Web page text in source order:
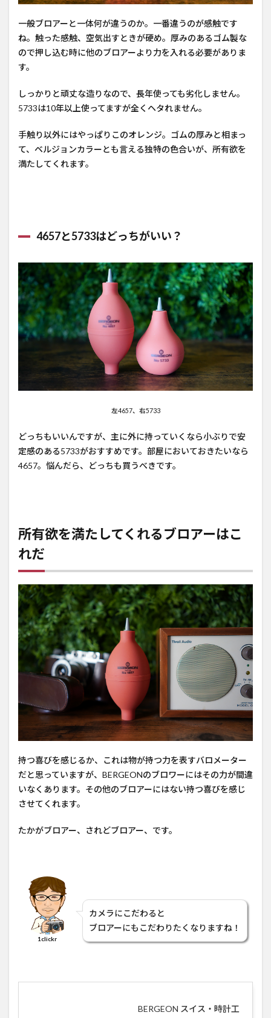
一般ブロアーと一体何が違うのか。一番違うのが感触です
ね。触った感触、空気出すときが硬め。厚みのあるゴム製な
ので押し込む時に他のブロアーより力を入れる必要がありま
す。
しっかりと頑丈な造りなので、長年使っても劣化しません。
5733は10年以上使ってますが全くヘタれません。
手触り以外にはやっぱりこのオレンジ。ゴムの厚みと相まっ
て、ベルジョンカラーとも言える独特の色合いが、所有欲を
満たしてくれます。
4657と5733はどっちがいい？
左4657、右5733
どっちもいいんですが、主に外に持っていくなら小ぶりで安
定感のある5733がおすすめです。部屋においておきたいなら
4657。悩んだら、どっちも買うべきです。
所有欲を満たしてくれるブロアーはこ
れだ
持つ喜びを感じるか、これは物が持つ力を表すバロメーター
だと思っていますが、BERGEONのブロワーにはその力が間違
いなくあります。その他のブロアーにはない持つ喜びを感じ
させてくれます。
たかがブロアー、されどブロアー、です。
1clickr
カメラにこだわると
ブロアーにもこだわりたくなりますね！
BERGEON スイス・時計工